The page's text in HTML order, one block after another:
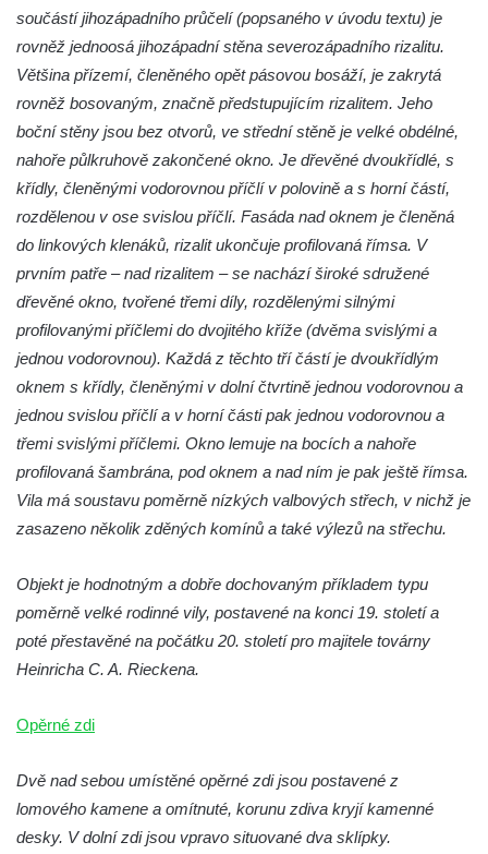
Bývalá plynárna ve Hřensku
Budova pošty čp. 55 v Novém Boru
Gloriet nad bývalou Střelnicí u České
Kamenice
Torzo střeleckého sloupu pod Jehlou v
České Kamenici
Bývalá Střelnice ve Sládkově ulici v České
Kamenici
Altán na pěšině nad Máchovou ulicí v
České Kamenici
Vila Franze Matzkeho v Máchově ulici v
České Kamenici
Severočeské divadlo opery a baletu v Ústí
nad Labem
Café Henke v Rumburku
Obřadní síň hřbitova v Kralupech nad
Vltavou
Sluneční hodiny ve Vehlovicích
Jablonném v Podještědí-Markvarticích
Dům U Zlaté hvězdy čp. 11 v ulici 5. května
v Mělníku
součástí jihozápadního průčelí (popsaného v úvodu textu) je
rovněž jednoosá jihozápadní stěna severozápadního rizalitu.
Většina přízemí, členěného opět pásovou bosáží, je zakrytá
rovněž bosovaným, značně předstupujícím rizalitem. Jeho
boční stěny jsou bez otvorů, ve střední stěně je velké obdélné,
nahoře půlkruhově zakončené okno. Je dřevěné dvoukřídlé, s
křídly, členěnými vodorovnou příčlí v polovině a s horní částí,
rozdělenou v ose svislou příčlí. Fasáda nad oknem je členěná
do linkových klenáků, rizalit ukončuje profilovaná římsa. V
prvním patře – nad rizalitem – se nachází široké sdružené
dřevěné okno, tvořené třemi díly, rozdělenými silnými
profilovanými příčlemi do dvojitého kříže (dvěma svislými a
jednou vodorovnou). Každá z těchto tří částí je dvoukřídlým
oknem s křídly, členěnými v dolní čtvrtině jednou vodorovnou a
jednou svislou příčlí a v horní části pak jednou vodorovnou a
třemi svislými příčlemi. Okno lemuje na bocích a nahoře
profilovaná šambrána, pod oknem a nad ním je pak ještě římsa.
Vila má soustavu poměrně nízkých valbových střech, v nichž je
zasazeno několik zděných komínů a také výlezů na střechu.
Objekt je hodnotným a dobře dochovaným příkladem typu
poměrně velké rodinné vily, postavené na konci 19. století a
poté přestavěné na počátku 20. století pro majitele továrny
Heinricha C. A. Rieckena.
Opěrné zdi
Dvě nad sebou umístěné opěrné zdi jsou postavené z
lomového kamene a omítnuté, korunu zdiva kryjí kamenné
desky. V dolní zdi jsou vpravo situované dva sklípky.